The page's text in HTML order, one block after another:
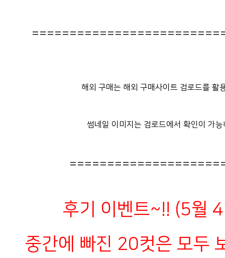
해외 구매는 해외 구매사이트 검로드를 활
썸네일 이미지는 검로드에서 확인이 가능
후기 이벤트~!! (5월
중간에 빠진 20컷은 모두